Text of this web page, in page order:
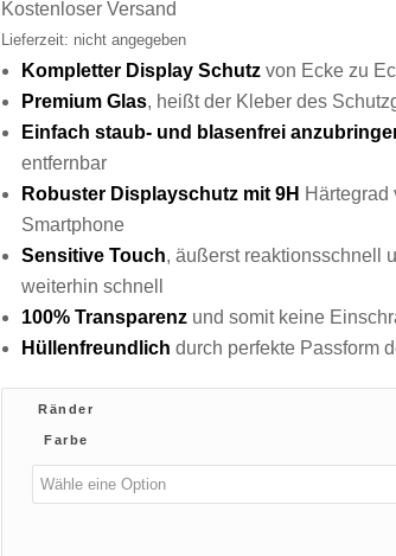
war:
€17,99
ist:
€9,99.
Kostenloser Versand
Lieferzeit: nicht angegeben
Kompletter Display Schutz von Ecke zu
Premium Glas, heißt der Kleber des
Einfach staub- und blasenfrei
entfernbar
Robuster Displayschutz mit 9H
Smartphone
Sensitive Touch, äußerst reaktionsschnell
weiterhin schnell
100% Transparenz und somit keine
Hüllenfreundlich durch perfekte Passform
Ränder
Farbe